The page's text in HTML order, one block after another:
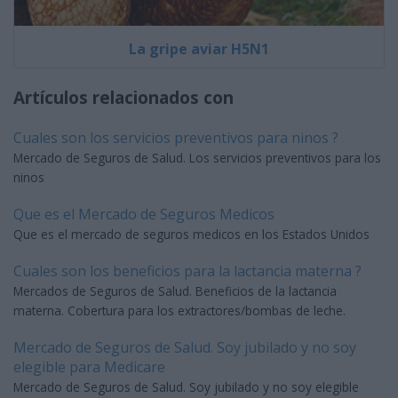
La gripe aviar H5N1
Artículos relacionados con
Cuales son los servicios preventivos para ninos ?
Mercado de Seguros de Salud. Los servicios preventivos para los
ninos
Que es el Mercado de Seguros Medicos
Que es el mercado de seguros medicos en los Estados Unidos
Cuales son los beneficios para la lactancia materna ?
Mercados de Seguros de Salud. Beneficios de la lactancia
materna. Cobertura para los extractores/bombas de leche.
Mercado de Seguros de Salud. Soy jubilado y no soy
elegible para Medicare
Mercado de Seguros de Salud. Soy jubilado y no soy elegible